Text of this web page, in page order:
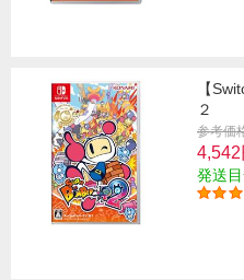
【
２
参考価
4,542
発送